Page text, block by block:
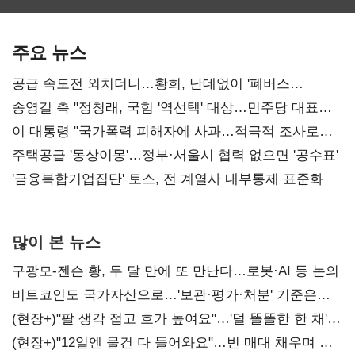
주요 뉴스
공급 속도전 외치더니…황희, 난데없이 '폐버스
리모델링' 제안
송영길 측 "정청래, 국힘 '역선택' 대상…민주당 대표로
총선 지휘 못해"
이 대통령 "국가폭력 피해자에 사과…적극적 조사로
진실 밝혀야"
주택공급 '동상이몽'…정부·서울시 협력 없으면 '공수표'
'금융복합기업집단' 토스, 전 계열사 내부통제 표준화
많이 본 뉴스
구광모-젠슨 황, 두 달 만에 또 만난다…로봇·AI 등 논의
비트코인도 국가자산으로…'보관·평가·처분' 기준은
숙제
(현장+)"팔 생각 접고 호가 높여요"…'덜 똘똘한 한 채'
20억 키맞추기
(현장+)"12일엔 물건 다 들어와요"…빈 매대 채우며 문